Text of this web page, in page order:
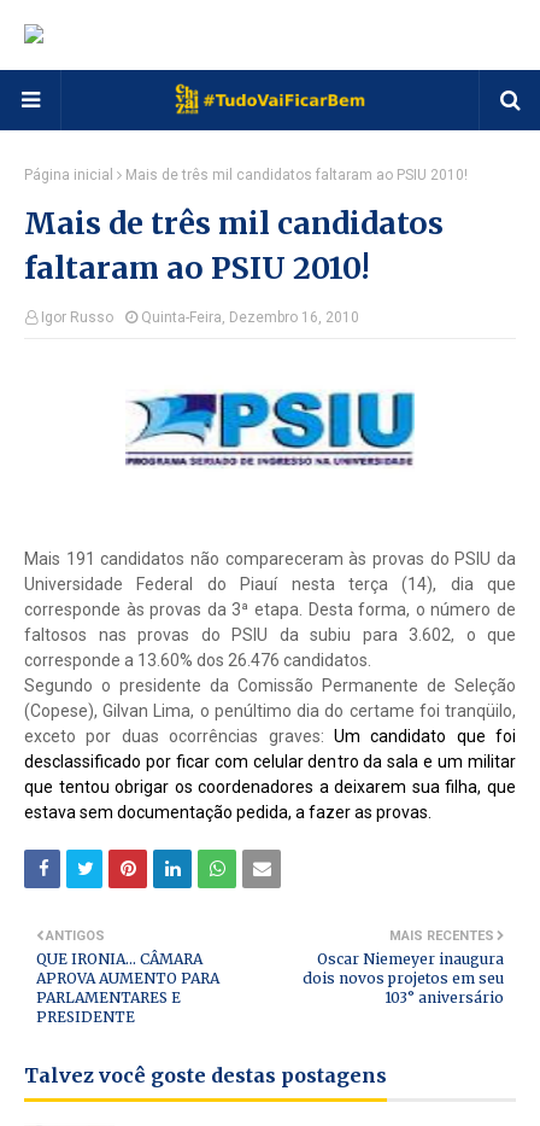
Página inicial Mais de três mil candidatos faltaram ao PSIU 2010!
Mais de três mil candidatos
faltaram ao PSIU 2010!
Igor Russo Quinta-Feira, Dezembro 16, 2010
Mais 191 candidatos não compareceram às provas do PSIU da
Universidade Federal do Piauí nesta terça (14), dia que
corresponde às provas da 3ª etapa. Desta forma, o número de
faltosos nas provas do PSIU da subiu para 3.602, o que
corresponde a 13.60% dos 26.476 candidatos.
Segundo o presidente da Comissão Permanente de Seleção
(Copese), Gilvan Lima, o penúltimo dia do certame foi tranqüilo,
exceto por duas ocorrências graves: Um candidato que foi
desclassificado por ficar com celular dentro da sala e um militar
que tentou obrigar os coordenadores a deixarem sua filha, que
estava sem documentação pedida, a fazer as provas.
MAIS RECENTES
Oscar Niemeyer inaugura
dois novos projetos em seu
103° aniversário
ANTIGOS
QUE IRONIA... CÂMARA
APROVA AUMENTO PARA
PARLAMENTARES E
PRESIDENTE
Talvez você goste destas postagens